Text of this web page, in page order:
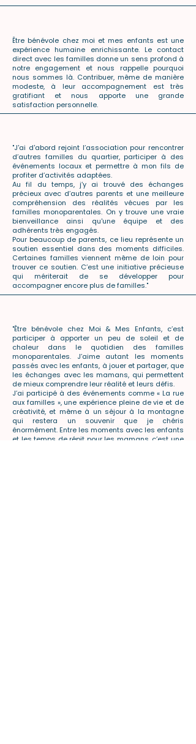
Être bénévole chez moi et mes enfants est une
expérience humaine enrichissante. Le contact
direct avec les familles donne un sens profond à
notre engagement et nous rappelle pourquoi
nous sommes là. Contribuer, même de manière
modeste, à leur accompagnement est très
gratifiant et nous apporte une grande
satisfaction personnelle.
"J'ai d'abord rejoint l’association pour rencontrer
d’autres familles du quartier, participer à des
événements locaux et permettre à mon fils de
profiter d’activités adaptées.
​Au fil du temps, j’y ai trouvé des échanges
précieux avec d’autres parents et une meilleure
compréhension des réalités vécues par les
familles monoparentales. On y trouve une vraie
bienveillance ainsi qu'une équipe et des
adhérents très engagés.
​Pour beaucoup de parents, ce lieu représente un
soutien essentiel dans des moments difficiles.
Certaines familles viennent même de loin pour
trouver ce soutien. C’est une initiative précieuse
qui mériterait de se développer pour
accompagner encore plus de familles."
"Être bénévole chez Moi & Mes Enfants, c’est
participer à apporter un peu de soleil et de
chaleur dans le quotidien des familles
monoparentales. J’aime autant les moments
passés avec les enfants, à jouer et partager, que
les échanges avec les mamans, qui permettent
de mieux comprendre leur réalité et leurs défis.
J’ai participé à des événements comme « La rue
aux familles », une expérience pleine de vie et de
créativité, et même à un séjour à la montagne
qui restera un souvenir que je chéris
énormément. Entre les moments avec les enfants
et les temps de répit pour les mamans, c’est une